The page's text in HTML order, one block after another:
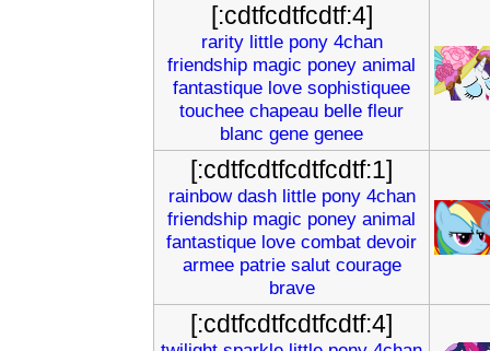
[:cdtfcdtfcdtf:4]
rarity little pony 4chan
friendship magic poney animal
fantastique love sophistiquee
touchee chapeau belle fleur
blanc gene genee
[:cdtfcdtfcdtfcdtf:1]
rainbow dash little pony 4chan
friendship magic poney animal
fantastique love combat devoir
armee patrie salut courage
brave
[:cdtfcdtfcdtfcdtf:4]